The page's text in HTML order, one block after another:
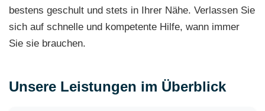
bestens geschult und stets in Ihrer Nähe. Verlassen Sie
sich auf schnelle und kompetente Hilfe, wann immer
Sie sie brauchen.
Unsere Leistungen im Überblick